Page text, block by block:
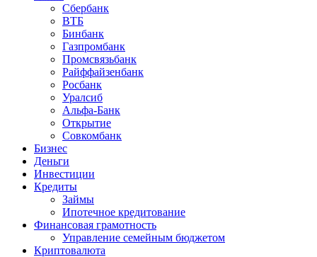
Сбербанк
ВТБ
Бинбанк
Газпромбанк
Промсвязьбанк
Райффайзенбанк
Росбанк
Уралсиб
Альфа-Банк
Открытие
Совкомбанк
Бизнес
Деньги
Инвестиции
Кредиты
Займы
Ипотечное кредитование
Финансовая грамотность
Управление семейным бюджетом
Криптовалюта